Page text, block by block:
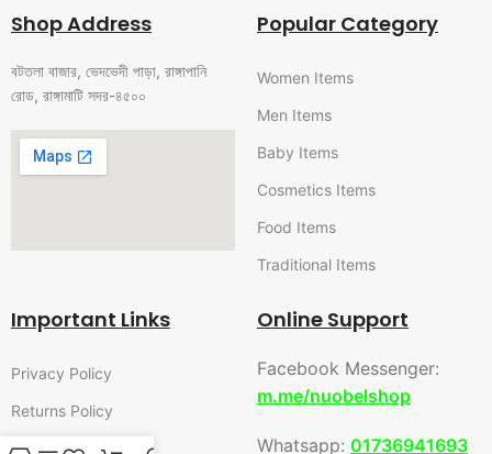
Shop Address
বটতলা বাজার, ভেদভেদী পাড়া, রাঙ্গাপানি
রোড, রাঙ্গামাটি সদর-৪৫০০
Popular Category
Women Items
Men Items
Baby Items
Cosmetics Items
Food Items
Traditional Items
Important Links
Privacy Policy
Returns Policy
Terms & Conditions
Online Support
Facebook Messenger:
m.me/nuobelshop
Whatsapp: 01736941693